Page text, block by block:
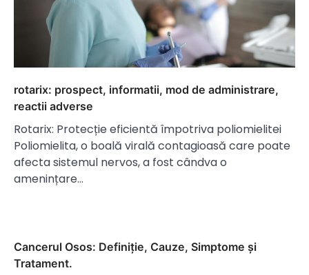
rotarix: prospect, informatii, mod de administrare,
reactii adverse
Rotarix: Protecție eficientă împotriva poliomielitei
Poliomielita, o boală virală contagioasă care poate
afecta sistemul nervos, a fost cândva o
amenințare…
Cancerul Osos: Definiție, Cauze, Simptome și
Tratament.